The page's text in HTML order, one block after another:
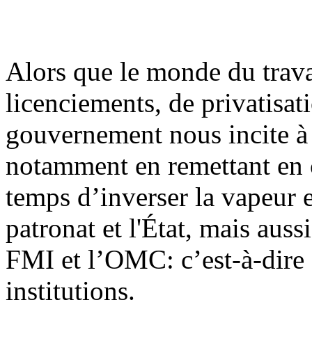
Alors que le monde du
licenciements, de
gouvernement nous incite
notamment en remettant
temps d’inverser la vapeur
patronat et l'État, mais
FMI et l’OMC: c’est-à-
institutions.